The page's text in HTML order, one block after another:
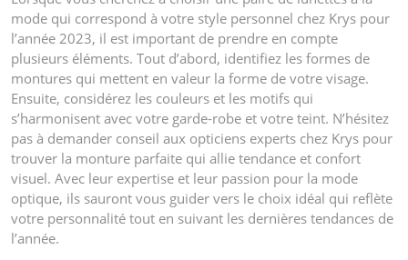
mode qui correspond à votre style personnel chez Krys pour
l’année 2023, il est important de prendre en compte
plusieurs éléments. Tout d’abord, identifiez les formes de
montures qui mettent en valeur la forme de votre visage.
Ensuite, considérez les couleurs et les motifs qui
s’harmonisent avec votre garde-robe et votre teint. N’hésitez
pas à demander conseil aux opticiens experts chez Krys pour
trouver la monture parfaite qui allie tendance et confort
visuel. Avec leur expertise et leur passion pour la mode
optique, ils sauront vous guider vers le choix idéal qui reflète
votre personnalité tout en suivant les dernières tendances de
l’année.